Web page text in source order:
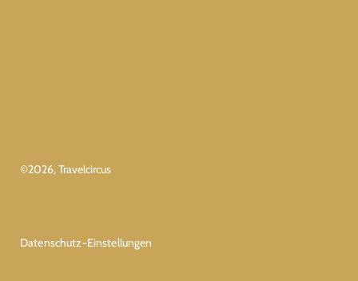
©2026, Travelcircus
Datenschutz-Einstellungen